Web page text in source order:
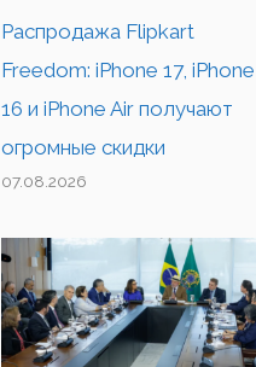
Распродажа Flipkart
Freedom: iPhone 17, iPhone
16 и iPhone Air получают
огромные скидки
07.08.2026